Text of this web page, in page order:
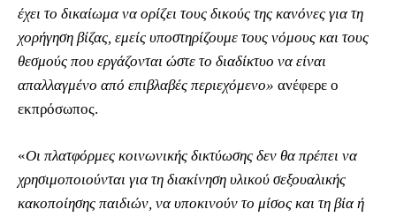
έχει το δικαίωμα να ορίζει τους δικούς της κανόνες για τη
χορήγηση βίζας, εμείς υποστηρίζουμε τους νόμους και τους
θεσμούς που εργάζονται ώστε το διαδίκτυο να είναι
απαλλαγμένο από επιβλαβές περιεχόμενο» ανέφερε ο
εκπρόσωπος.
«Οι πλατφόρμες κοινωνικής δικτύωσης δεν θα πρέπει να
χρησιμοποιούνται για τη διακίνηση υλικού σεξουαλικής
κακοποίησης παιδιών, να υποκινούν το μίσος και τη βία ή